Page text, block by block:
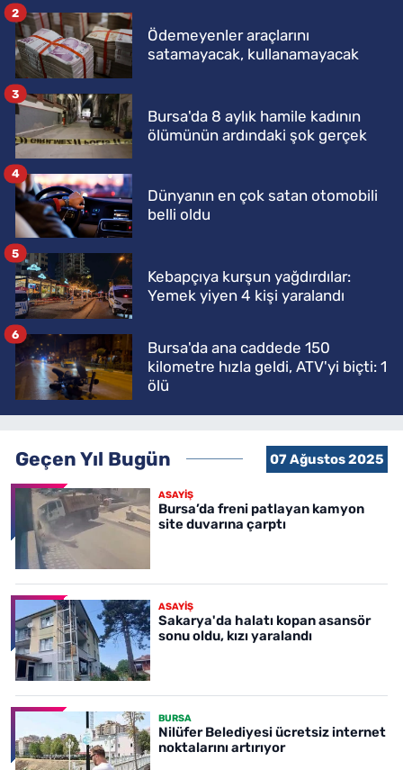
Ödemeyenler araçlarını
satamayacak, kullanamayacak
2
Bursa'da 8 aylık hamile kadının
ölümünün ardındaki şok gerçek
3
Dünyanın en çok satan otomobili
belli oldu
4
Kebapçıya kurşun yağdırdılar:
Yemek yiyen 4 kişi yaralandı
5
Bursa'da ana caddede 150
kilometre hızla geldi, ATV'yi biçti: 1
ölü
6
Geçen Yıl Bugün 07 Ağustos 2025
ASAYİŞ
Bursa’da freni patlayan kamyon
site duvarına çarptı
ASAYİŞ
Sakarya'da halatı kopan asansör
sonu oldu, kızı yaralandı
BURSA
Nilüfer Belediyesi ücretsiz internet
noktalarını artırıyor